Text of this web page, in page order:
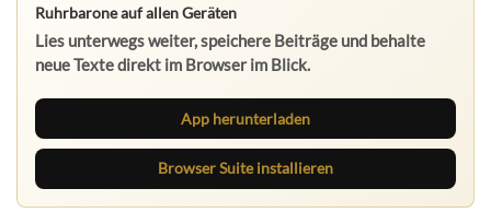
Ruhrbarone auf allen Geräten
Lies unterwegs weiter, speichere Beiträge und behalte
neue Texte direkt im Browser im Blick.
App herunterladen
Browser Suite installieren